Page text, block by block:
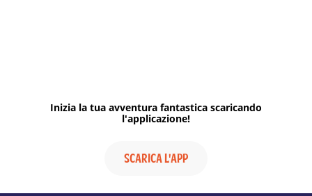
Inizia la tua avventura fantastica scaricando
l'applicazione!
SCARICA L'APP